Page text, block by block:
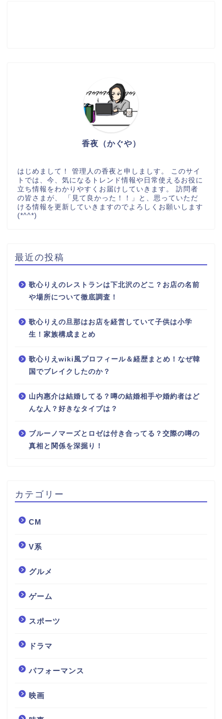
香夜（かぐや）
はじめまして！ 管理人の香夜と申しましす。 このサイ
トでは、今、気になるトレンド情報や日常使えるお役に
立ち情報をわかりやすくお届けしていきます。 訪問者
の皆さまが、 「見て良かった！！」と、思っていただ
ける情報を更新していきますのでよろしくお願いします
(*^^*)
最近の投稿
歌心りえのレストランは下北沢のどこ？お店の名前
や場所について徹底調査！
歌心りえの旦那はお店を経営していて子供は小学
生！家族構成まとめ
歌心りえwiki風プロフィール＆経歴まとめ！なぜ韓
国でブレイクしたのか？
山内惠介は結婚してる？噂の結婚相手や婚約者はど
んな人？好きなタイプは？
ブルーノマーズとロゼは付き合ってる？交際の噂の
真相と関係を深掘り！
カテゴリー
CM
V系
グルメ
ゲーム
スポーツ
ドラマ
パフォーマンス
映画